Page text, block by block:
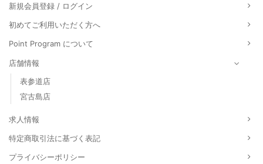
新規会員登録 / ログイン
初めてご利用いただく方へ
Point Program について
店舗情報
表参道店
宮古島店
求人情報
特定商取引法に基づく表記
プライバシーポリシー